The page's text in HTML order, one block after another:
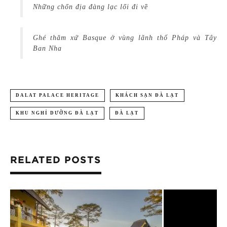
Những chốn địa đàng lạc lối đi về
Ghé thăm xứ Basque ở vùng lãnh thổ Pháp và Tây
Ban Nha
DALAT PALACE HERITAGE KHÁCH SẠN ĐÀ LẠT
KHU NGHỈ DƯỠNG ĐÀ LẠT ĐÀ LẠT
RELATED POSTS